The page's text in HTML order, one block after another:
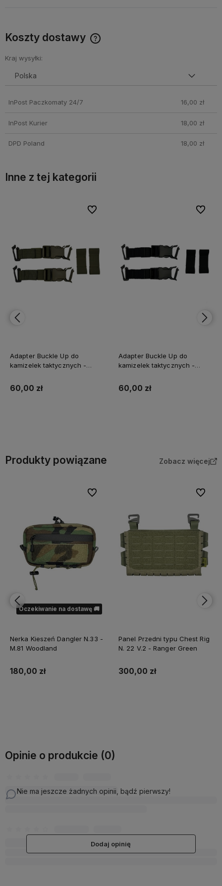
Koszty dostawy
Kraj wysyłki:
InPost Paczkomaty 24/7 16,00 zł
InPost Kurier 18,00 zł
DPD Poland 18,00 zł
Inne z tej kategorii
Adapter Buckle Up do
kamizelek taktycznych -
60,00 zł
Do ulubionych
Do ulubionych
Adapter Buckle Up do
kamizelek taktycznych -
60,00 zł
Do
Do
Produkty powiązane Zobacz więcej
Oczekiwanie na dostawę 🚚
Nerka Kieszeń Dangler N.33 -
M.81 Woodland
180,00 zł
Do ulubionych
Panel Przedni typu Chest Rig
N. 22 V.2 - Ranger Green
300,00 zł
Do
Opinie o produkcie (0)
Nie ma jeszcze żadnych opinii, bądź pierwszy!
Dodaj opinię